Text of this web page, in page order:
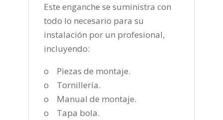
Este enganche se suministra con
todo lo necesario para su
instalación por un profesional,
incluyendo:
o Piezas de montaje.
o Tornillería.
o Manual de montaje.
o Tapa bola.